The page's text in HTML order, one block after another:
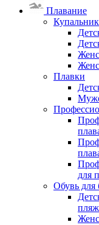
Плавание
Плавки
для
Обувь для